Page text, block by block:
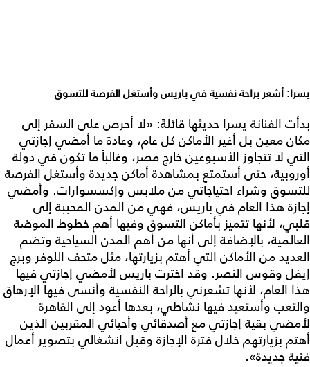
يسرا: أشعر براحة نفسية في باريس وأستغل الفرصة للتسوق
بدأت الفنانة يسرا حديثها قائلةً: «لا أحرص على السفر إلى
مكان معين بل أغير الأماكن كل عام، وعادة ما أمضي إجازتي
التي لا تتجاوز الأسبوعين خارج مصر، وغالباً ما تكون في دولة
أوروبية، حتى أستمتع بمشاهدة أماكن جديدة وأستغل الفرصة
للتسوق وشراء احتياجاتي من ملابس وإكسسوارات. وأمضي
إجازة هذا العام في باريس، فهي من المدن المحببة إلى
قلبي، لأنها تتميز بأماكن التسوق وفيها أهم خطوط الموضة
العالمية، بالإضافة إلى أنها من أهم المدن السياحية وتضم
العديد من الأماكن التي أهتم بزيارتها، مثل متحف اللوفر وبرج
إيفل وقوس النصر. وقد اخترت باريس لأمضي إجازتي فيها
هذا العام، لأنها تشعرني بالراحة النفسية وأنسى فيها الإرهاق
والتعب وأستعيد فيها نشاطي، بعدها أعود إلى القاهرة
لأمضي بقية إجازتي مع أصدقائي وأحبائي المقربين الذين
أهتم بزيارتهم خلال فترة الإجازة وقبل انشغالي بتصوير أعمال
فنية جديدة».